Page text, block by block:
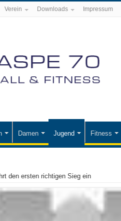
Verein Downloads Impressum
Damen Jugend Fitness
den ersten richtigen Sieg ein